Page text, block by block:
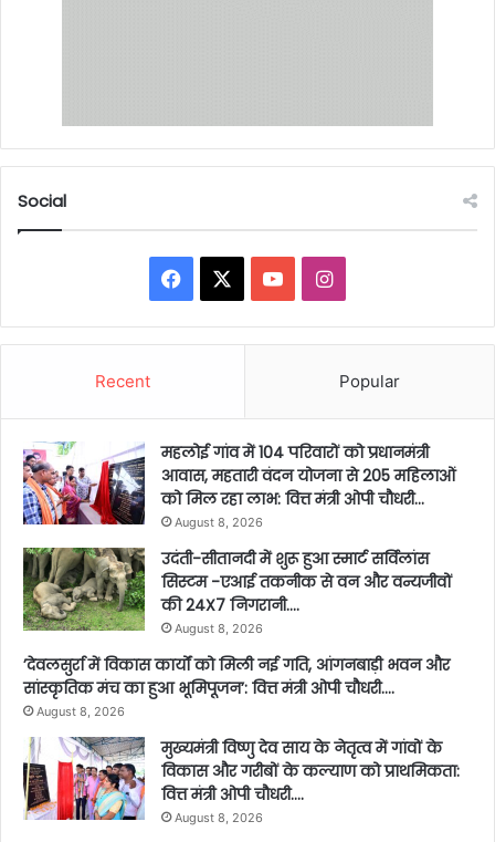
Social
Facebook YouTubeInstagram
Recent Popular
महलोई गांव में 104 परिवारों को प्रधानमंत्री
आवास, महतारी वंदन योजना से 205 महिलाओं
को मिल रहा लाभ: वित्त मंत्री ओपी चौधरी…
August 8, 2026
उदंती-सीतानदी में शुरू हुआ स्मार्ट सर्विलांस
सिस्टम -एआई तकनीक से वन और वन्यजीवों
की 24X7 निगरानी….
August 8, 2026
’देवलसुर्रा में विकास कार्यों को मिली नई गति, आंगनबाड़ी भवन और
सांस्कृतिक मंच का हुआ भूमिपूजन’: वित्त मंत्री ओपी चौधरी….
August 8, 2026
मुख्यमंत्री विष्णु देव साय के नेतृत्व में गांवों के
विकास और गरीबों के कल्याण को प्राथमिकता:
वित्त मंत्री ओपी चौधरी….
August 8, 2026